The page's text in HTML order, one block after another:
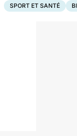
SPORT ET SANTÉ